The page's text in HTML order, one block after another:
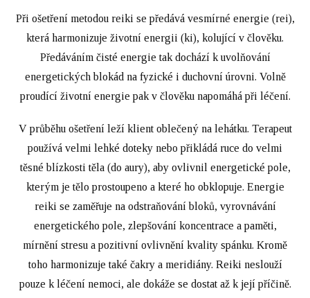
Při ošetření metodou reiki se předává vesmírné energie (rei),
která harmonizuje životní energii (ki), kolující v člověku.
Předáváním čisté energie tak dochází k uvolňování
energetických blokád na fyzické i duchovní úrovni. Volně
proudící životní energie pak v člověku napomáhá při léčení.
V průběhu ošetření leží klient oblečený na lehátku. Terapeut
používá velmi lehké doteky nebo přikládá ruce do velmi
těsné blízkosti těla (do aury), aby ovlivnil energetické pole,
kterým je tělo prostoupeno a které ho obklopuje. Energie
reiki se zaměřuje na odstraňování bloků, vyrovnávání
energetického pole, zlepšování koncentrace a paměti,
mírnění stresu a pozitivní ovlivnění kvality spánku. Kromě
toho harmonizuje také čakry a meridiány. Reiki neslouží
pouze k léčení nemoci, ale dokáže se dostat až k její příčině.